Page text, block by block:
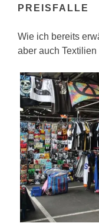
PREISFALLE
Wie ich bereits
aber auch